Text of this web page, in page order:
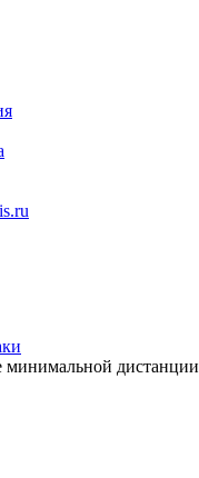
минимальной дистанции